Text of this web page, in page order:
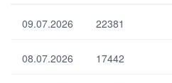
Бд
сў
ик
ни
лб
09.07.2026 22381
08.07.2026 17442